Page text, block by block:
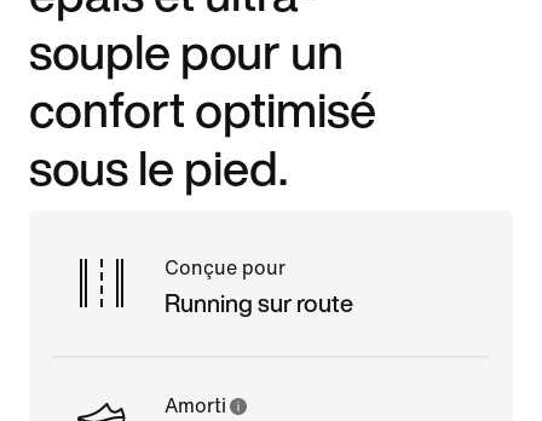
souple pour un
confort optimisé
sous le pied.
Conçue pour
Running sur route
Amorti